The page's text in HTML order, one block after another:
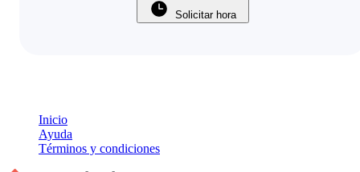
Solicitar hora
Inicio
Ayuda
Términos y condiciones